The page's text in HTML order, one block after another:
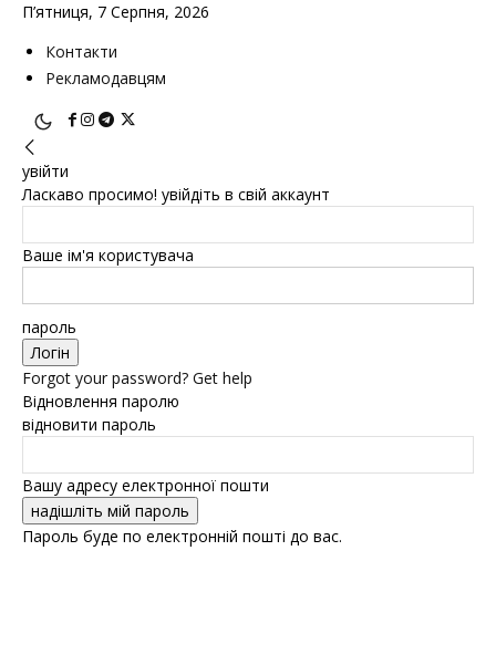
П’ятниця, 7 Серпня, 2026
Контакти
Рекламодавцям
увійти
Ласкаво просимо! увійдіть в свій аккаунт
Ваше ім'я користувача
пароль
Forgot your password? Get help
Відновлення паролю
відновити пароль
Вашу адресу електронної пошти
Пароль буде по електронній пошті до вас.